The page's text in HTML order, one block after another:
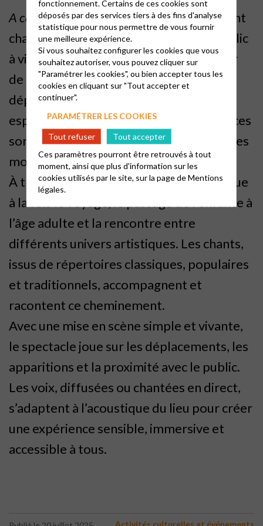
A cappellaest un spectacle en solo, mêlant
chant, poésie et images, qui invite le public
à vivre une expérience immersive autour
de la voix et de l’écoute. Le public se
déplace avec l’artiste dans différents
espaces du lieu, découvrant des ambiances
sonores et visuelles qui changent selon les
mouvements et les points de vue.
À travers ce parcours, le spectacle évoque
à la fois le voyage, le passage de l’enfance à
l’âge adulte et la rencontre entre
différents univers artistiques. Les chants,
issus de répertoires classiques, populaires
et traditionnels, accompagnent et
racontent ce cheminement.
Avec une mise en scène simple et vivante,
le spectacle joue sur les déplacements, les
apparitions et la proximité avec le public.
Les voix, diffusées ou chantées en direct,
s’adaptent à l’acoustique du lieu pour créer
une expérience sensible, immersive et
accessible à tous.
Activités culturelles et événements
fonctionnement. Certains de ces cookies sont
déposés par des services tiers à des fins d'analyse
statistique pour nous permettre de vous fournir
une meilleure expérience.
Si vous souhaitez configurer les cookies que vous
souhaitez autoriser, vous pouvez cliquer sur
"Paramétrer les cookies", ou bien accepter tous les
cookies en cliquant sur "Tout accepter et
continuer".
PARAMÉTRER LES COOKIES
Tout refuser
Tout accepter
Ces paramètres pourront être retrouvés à tout
moment, ainsi que plus d'information sur les
cookies utilisés par le site, sur la page deMentions
légales.